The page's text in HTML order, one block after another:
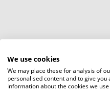
We use cookies
We may place these for analysis of
personalised content and to give
information about the cookies we